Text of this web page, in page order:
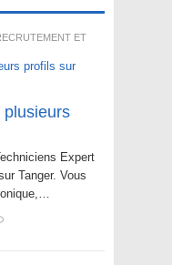
ET
plusieurs
Expert
Tanger. Vous